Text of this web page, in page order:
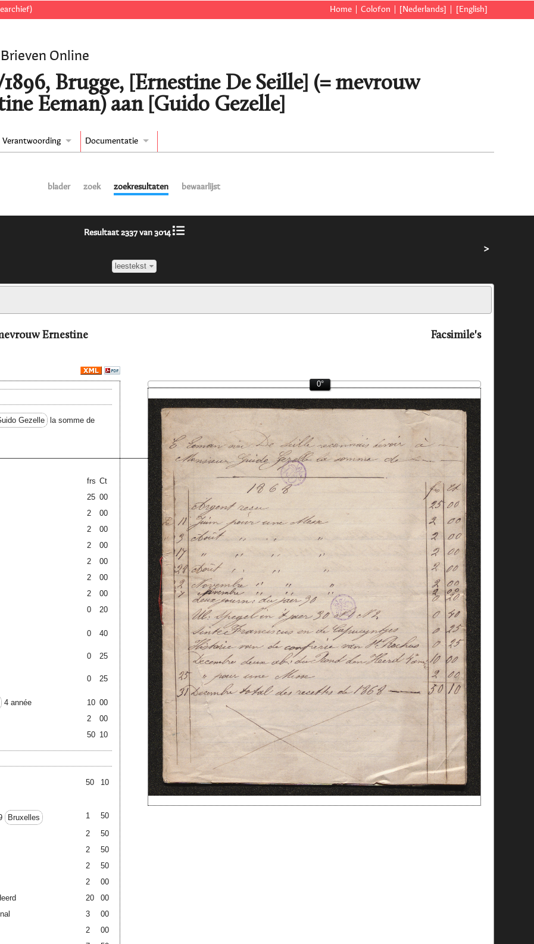
Home Colofon [Nederlands] [English]
Online
Brugge, [Ernestine De Seille] (= mevrouw
Eeman) aan [Guido Gezelle]
Verantwoording Documentatie
blader zoek zoekresultaten bewaarlijst
Resultaat 2337 van 3014
leestekst
>
Ernestine
Facsimile's
Gezelle
la somme de
frs Ct
25 00
2
00
2
00
2
00
2
00
2
00
2
00
0 20
0
0
0
40
25
25
4 année 10 00
2
00
50 10
50
10
Bruxelles 1
50
2
50
2
50
2
50
2
00
20
00
3
00
2
00
0°